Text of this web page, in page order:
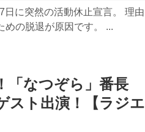
日に突然の活動休止宣言。 理由
めの脱退が原因です。 ...
「なつぞら」番長
スト出演！【ラジエ